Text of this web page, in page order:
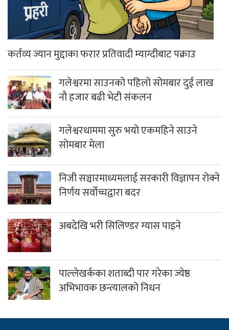
कर्तव्य ज्यान मुद्दाका फरार प्रतिवादी म्याग्दीबाट पक्राउ
गलेश्वरमा साउनको पहिलो सोमबार दुई लाख
नौ हजार बढी भेटी संकलन
गलेश्वरधाममा सुरु भयो एकमहिने साउने
सोमबार मेला
निजी सञ्चारमाध्यमलाई सरकारी विज्ञापन रोक्ने
निर्णय सर्वोच्चद्वारा बदर
अबदेखि भरी सिलिण्डर ग्यास पाइने
पाल्लेखर्कका शताब्दी पार गरेका ज्येष्ठ
अभिभावक छन्त्यालको निधन